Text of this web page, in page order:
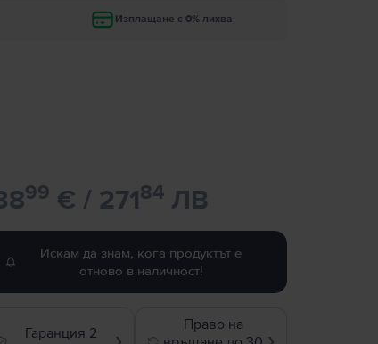
Изплащане с 0% лихва
99 € / 27184ЛВ
Искам да знам, кога продуктът е
отново в наличност!
Гаранция 2
Право на